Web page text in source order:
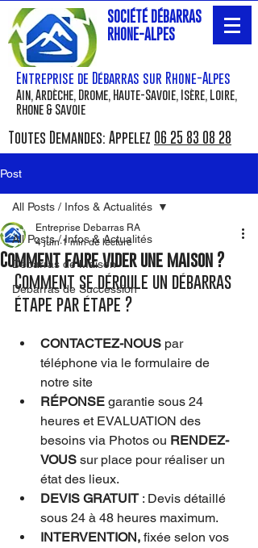
SOCIÉTÉ DÉBARRAS
RHONE-ALPES
Entreprise de Débarras sur Rhone-Alpes
Ain, Ardèche, Drome, Haute-Savoie, Isère, Loire,
Rhone & Savoie
Toutes Demandes: Appelez 06 25 83 08 28
Post
All Posts / Infos & Actualités
Débarras de Maison
Debarras de Succession
All Posts / Infos & Actualités
Comment faire vider une maison ?
Entreprise Debarras RA
4 juin 1 min de lecture
Comment se déroule un débarras
étape par étape ?
CONTACTEZ-NOUS par
téléphone via le formulaire de
notre site
RÉPONSE garantie sous 24
heures et EVALUATION des
besoins via Photos ou RENDEZ-
VOUS sur place pour réaliser un
état des lieux.
DEVIS GRATUIT : Devis détaillé
sous 24 à 48 heures maximum.
INTERVENTION, fixée selon vos